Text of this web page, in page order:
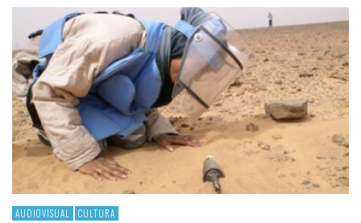
AUDIOVISUAL CULTURA